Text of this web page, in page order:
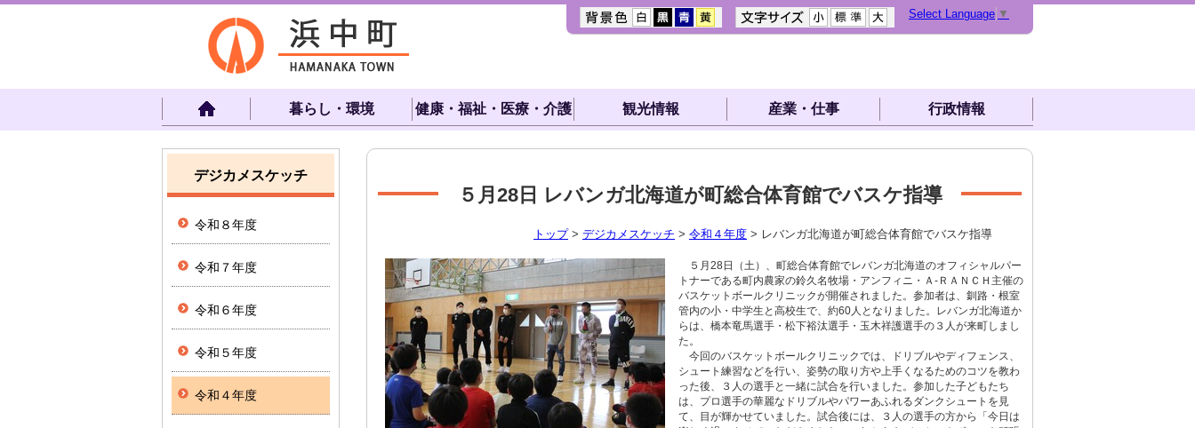
Select Language ▼
暮らし・環境 健康・福祉・医療・介護 観光情報 産業・仕事 行政情報
５月28日 レバンガ北海道が町総合体育館でバスケ指導
トップ> デジカメスケッチ > 令和４年度 > レバンガ北海道が町総合体育館でバスケ指導
５月28日（土）、町総合体育館でレバンガ北海道のオフィシャルパー
トナーである町内農家の鈴久名牧場・アンフィニ・Ａ-ＲＡＮＣＨ主催の
バスケットボールクリニックが開催されました。参加者は、釧路・根室
管内の小・中学生と高校生で、約60人となりました。レバンガ北海道か
らは、橋本竜馬選手・松下裕汰選手・玉木祥護選手の３人が来町しまし
た。
今回のバスケットボールクリニックでは、ドリブルやディフェンス、
シュート練習などを行い、姿勢の取り方や上手くなるためのコツを教わ
った後、３人の選手と一緒に試合を行いました。参加した子どもたち
は、プロ選手の華麗なドリブルやパワーあふれるダンクシュートを見
て、目が輝かせていました。試合後には、３人の選手の方から「今日は
デジカメスケッチ
令和８年度
令和７年度
令和６年度
令和５年度
令和４年度